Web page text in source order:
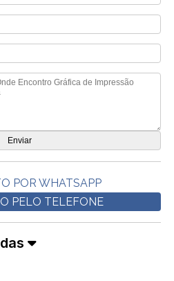
POR WHATSAPP
PELO TELEFONE